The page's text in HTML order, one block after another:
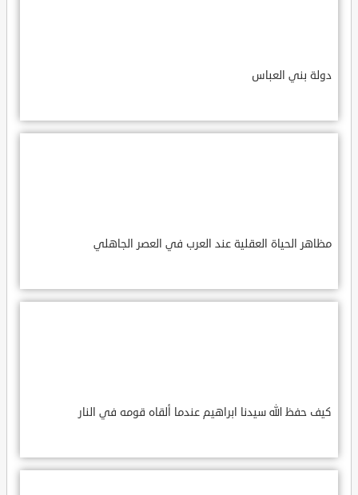
دولة بني العباس
مظاهر الحياة العقلية عند العرب في العصر الجاهلي
كيف حفظ الله سيدنا ابراهيم عندما ألقاه قومه في النار